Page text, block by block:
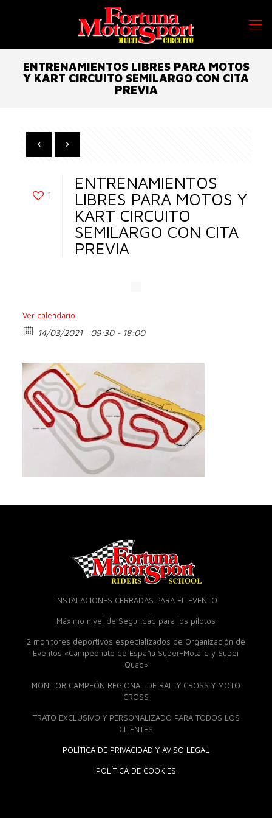
ENTRENAMIENTOS LIBRES PARA MOTOS
Y KART CIRCUITO SEMILARGO CON CITA
PREVIA
1
ENTRENAMIENTOS
LIBRES PARA MOTOS Y
KART CIRCUITO
SEMILARGO CON CITA
PREVIA
Ver calendario
14/03/2021 09:30 - 18:00
INSTALACIONES CERRADAS PARA EL EVENTO
Máximo nivel de Seguridad para los pilotos
2 monitores deportivos especializados de Organización de
Eventos «Campeonato de España Super-Motard y Super
Quad»
MONITOR CAMPEÓN REGIONAL DE RALLY CROSS Y MOTO
CROSS
TRATO EXCLUSIVO Y PERSONALIZADO PARA TODOS LOS
CLIENTES
POLÍTICA DE PRIVACIDAD Y AVISO LEGAL
POLÍTICA DE COOKIES